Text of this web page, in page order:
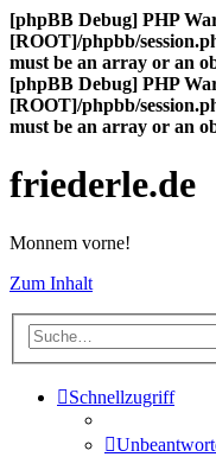
[phpBB Debug] PHP
[ROOT]/phpbb/
must be an array or an
[phpBB Debug] PHP
[ROOT]/phpbb/
must be an array or an
friederle.de
Monnem vorne!
Zum Inhalt
Schnellzugriff